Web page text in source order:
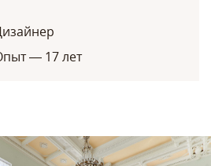
— 17 лет